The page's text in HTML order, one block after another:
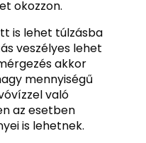
okozzon.
is lehet túlzásba
veszélyes lehet
akkor
mennyiségű
való
az esetben
is lehetnek.